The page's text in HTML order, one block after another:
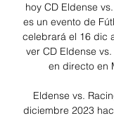
hoy CD Eldense
es un evento de
celebrará el 16 dic
ver CD Eldense
en directo en
Eldense vs.
diciembre 2023